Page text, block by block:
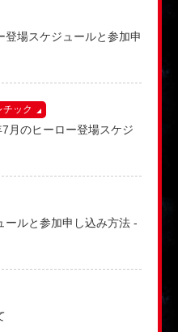
登場スケジュールと参加申
月のヒーロー登場スケジ
チック
ールと参加申し込み方法 -